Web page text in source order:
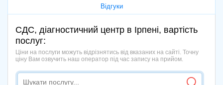
Відгуки
СДС, діагностичний центр в Ірпені, вартість
послуг:
Ціни на послуги можуть відрізнятись від вказаних на сайті. Точну
ціну Вам озвучить наш оператор під час запису на прийом.